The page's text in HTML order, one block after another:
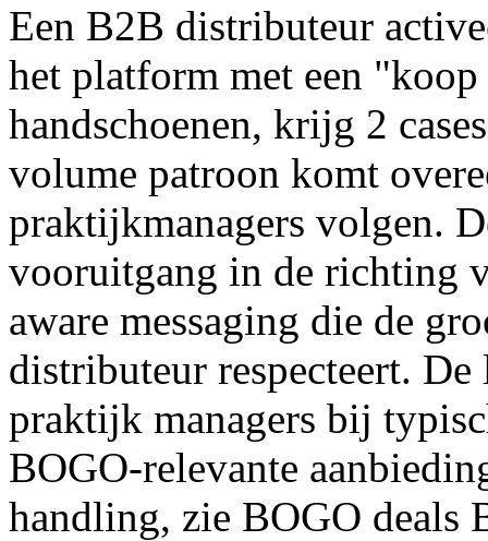
Een B2B distributeur
het platform met een
handschoenen, krijg 2
volume patroon komt
praktijkmanagers volgen.
vooruitgang in de richting
aware messaging die de
distributeur respecteert.
praktijk managers bij
BOGO-relevante
handling, zie BOGO deals